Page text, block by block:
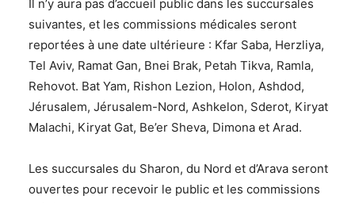
Il n’y aura pas d’accueil public dans les succursales
suivantes, et les commissions médicales seront
reportées à une date ultérieure : Kfar Saba, Herzliya,
Tel Aviv, Ramat Gan, Bnei Brak, Petah Tikva, Ramla,
Rehovot. Bat Yam, Rishon Lezion, Holon, Ashdod,
Jérusalem, Jérusalem-Nord, Ashkelon, Sderot, Kiryat
Malachi, Kiryat Gat, Be’er Sheva, Dimona et Arad.
Les succursales du Sharon, du Nord et d’Arava seront
ouvertes pour recevoir le public et les commissions